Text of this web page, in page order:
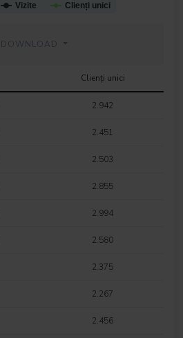
Vizite Clienți unici
DOWNLOAD
Clienți unici
2.942
2.451
2.503
2.855
2.994
2.580
2.375
2.267
2.456